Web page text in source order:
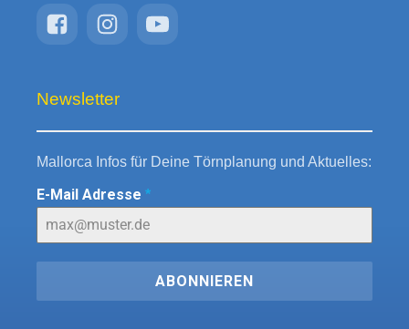
Newsletter
Mallorca Infos für Deine Törnplanung und Aktuelles:
E-Mail Adresse *
ABONNIEREN